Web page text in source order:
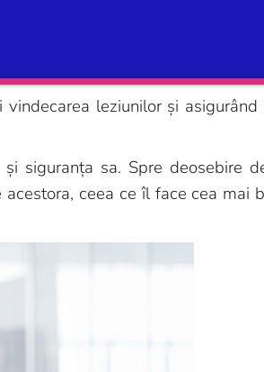
leziunilor și
siguranța sa. Spre deosebire
ceea ce îl face cea mai